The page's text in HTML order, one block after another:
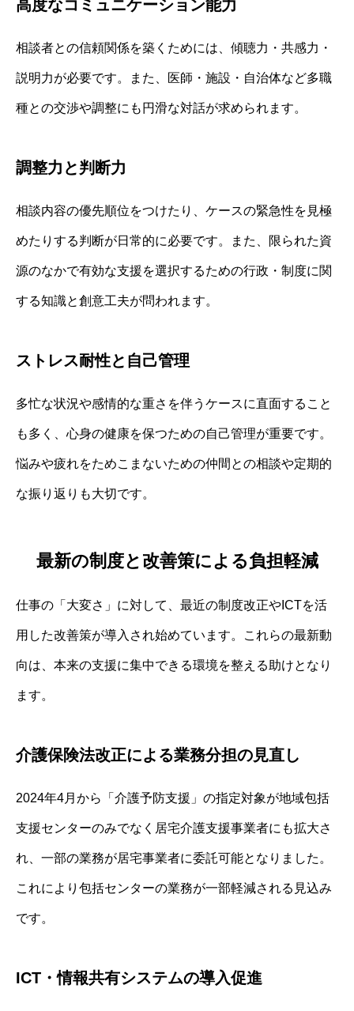
高度なコミュニケーション能力
相談者との信頼関係を築くためには、傾聴力・共感力・
説明力が必要です。また、医師・施設・自治体など多職
種との交渉や調整にも円滑な対話が求められます。
調整力と判断力
相談内容の優先順位をつけたり、ケースの緊急性を見極
めたりする判断が日常的に必要です。また、限られた資
源のなかで有効な支援を選択するための行政・制度に関
する知識と創意工夫が問われます。
ストレス耐性と自己管理
多忙な状況や感情的な重さを伴うケースに直面すること
も多く、心身の健康を保つための自己管理が重要です。
悩みや疲れをためこまないための仲間との相談や定期的
な振り返りも大切です。
最新の制度と改善策による負担軽減
仕事の「大変さ」に対して、最近の制度改正やICTを活
用した改善策が導入され始めています。これらの最新動
向は、本来の支援に集中できる環境を整える助けとなり
ます。
介護保険法改正による業務分担の見直し
2024年4月から「介護予防支援」の指定対象が地域包括
支援センターのみでなく居宅介護支援事業者にも拡大さ
れ、一部の業務が居宅事業者に委託可能となりました。
これにより包括センターの業務が一部軽減される見込み
です。
ICT・情報共有システムの導入促進